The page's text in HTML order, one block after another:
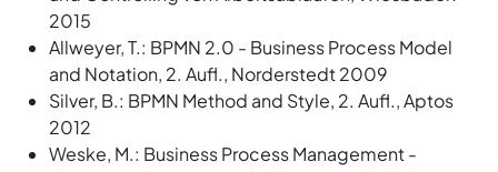
2015
Allweyer, T.: BPMN 2.0 - Business Process Model
and Notation, 2. Aufl., Norderstedt 2009
Silver, B.: BPMN Method and Style, 2. Aufl., Aptos
2012
Weske, M.: Business Process Management -